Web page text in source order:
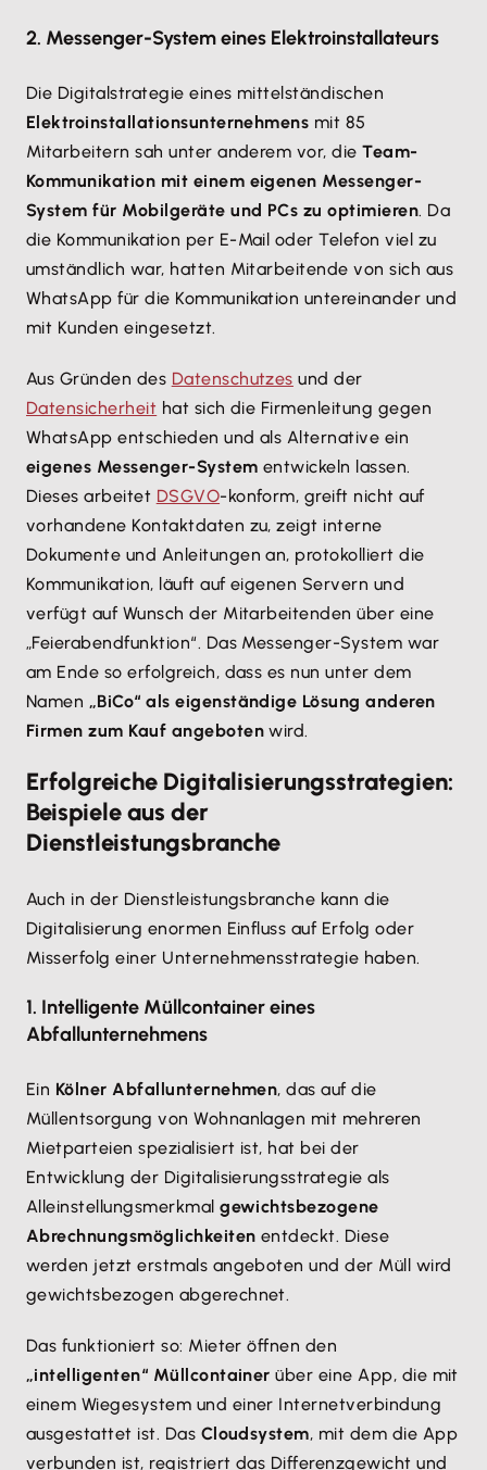
2. Messenger-System eines Elektroinstallateurs
Die Digitalstrategie eines mittelständischen
Elektroinstallationsunternehmens mit 85
Mitarbeitern sah unter anderem vor, dieTeam-
Kommunikation mit einem eigenen Messenger-
System für Mobilgeräte und PCs zu optimieren. Da
die Kommunikation per E-Mail oder Telefon viel zu
umständlich war, hatten Mitarbeitende von sich aus
WhatsApp für die Kommunikation untereinander und
mit Kunden eingesetzt.
Aus Gründen des Datenschutzes und der
Datensicherheit hat sich die Firmenleitung gegen
WhatsApp entschieden und als Alternative ein
eigenes Messenger-System entwickeln lassen.
Dieses arbeitet DSGVO-konform, greift nicht auf
vorhandene Kontaktdaten zu, zeigt interne
Dokumente und Anleitungen an, protokolliert die
Kommunikation, läuft auf eigenen Servern und
verfügt auf Wunsch der Mitarbeitenden über eine
„Feierabendfunktion“. Das Messenger-System war
am Ende so erfolgreich, dass es nun unter dem
Namen „BiCo“ als eigenständige Lösung anderen
Firmen zum Kauf angeboten wird.
Erfolgreiche Digitalisierungsstrategien:
Beispiele aus der
Dienstleistungsbranche
Auch in der Dienstleistungsbranche kann die
Digitalisierung enormen Einfluss auf Erfolg oder
Misserfolg einer Unternehmensstrategie haben.
1. Intelligente Müllcontainer eines
Abfallunternehmens
Ein Kölner Abfallunternehmen, das auf die
Müllentsorgung von Wohnanlagen mit mehreren
Mietparteien spezialisiert ist, hat bei der
Entwicklung der Digitalisierungsstrategie als
Alleinstellungsmerkmalgewichtsbezogene
Abrechnungsmöglichkeiten entdeckt. Diese
werden jetzt erstmals angeboten und der Müll wird
gewichtsbezogen abgerechnet.
Das funktioniert so: Mieter öffnen den
„intelligenten“ Müllcontainerüber eine App, die mit
einem Wiegesystem und einer Internetverbindung
ausgestattet ist. Das Cloudsystem, mit dem die App
verbunden ist, registriert das Differenzgewicht und